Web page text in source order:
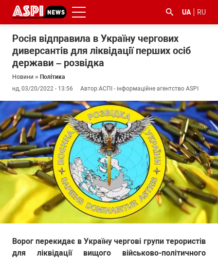
UA RU
Росія відправила в Україну чергових
диверсантів для ліквідації перших осіб
держави – розвідка
Новини » Політика
нд, 03/20/2022 - 13:56
Автор:АСПІ - інформаційне агентство ASPI
Ворог перекидає в Україну чергові групи терористів
для ліквідації вищого військово-політичного
#ООС
#боротьба
з
корупцією
#ДФС #Київ #коронавірус